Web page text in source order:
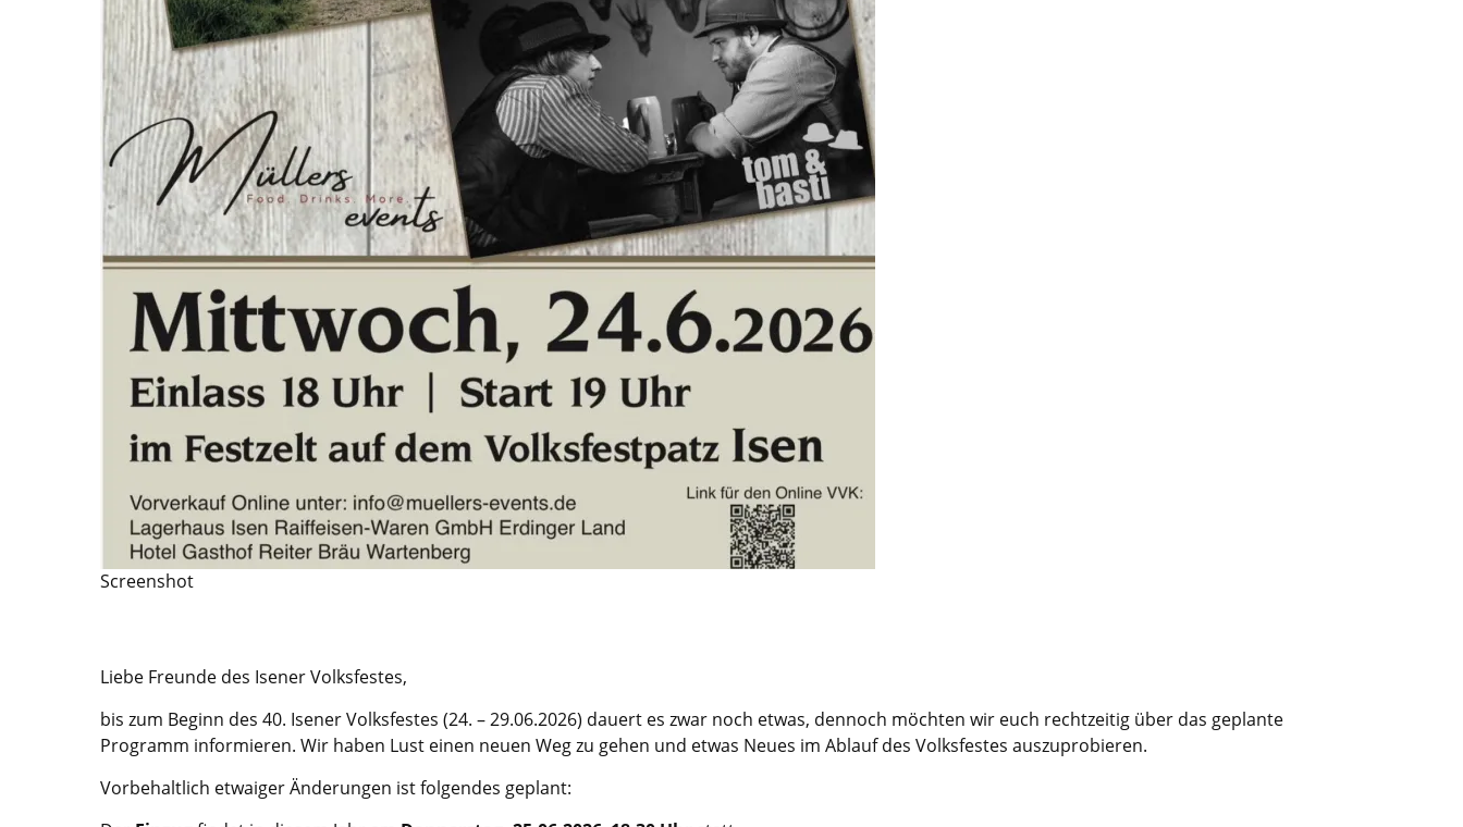
Screenshot
Liebe Freunde des Isener Volksfestes,
bis zum Beginn des 40. Isener Volksfestes (24. – 29.06.2026) dauert es zwar noch etwas, dennoch möchten wir euch rechtzeitig über das geplante
Programm informieren. Wir haben Lust einen neuen Weg zu gehen und etwas Neues im Ablauf des Volksfestes auszuprobieren.
Vorbehaltlich etwaiger Änderungen ist folgendes geplant: